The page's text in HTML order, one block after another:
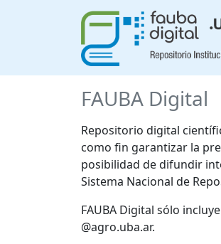
FAUBA Digital
Repositorio digital
como fin garantizar la
posibilidad de difundir
Sistema Nacional de
FAUBA Digital sólo
@agro.uba.ar.